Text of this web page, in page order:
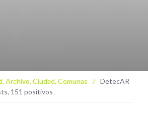
, Archivo, Ciudad, Comunas / DetecAR
151 positivos